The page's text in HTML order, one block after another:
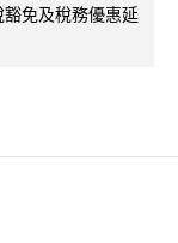
免及稅務優惠延